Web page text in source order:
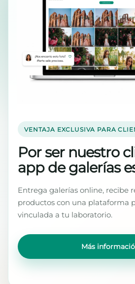
VENTAJA EXCLUSIVA PARA
Por ser nuestro
app de galerías
Entrega galerías online, recibe
productos con una plataforma
vinculada a tu laboratorio.
Más